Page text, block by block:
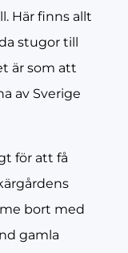
Här finns allt
stugor till
är som att
av Sverige
för att få
bort med
gamla